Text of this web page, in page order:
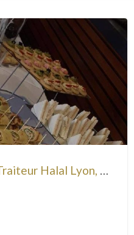
Au Royaume d’Ilhem, Traiteur Halal Lyon, Mariage et événements